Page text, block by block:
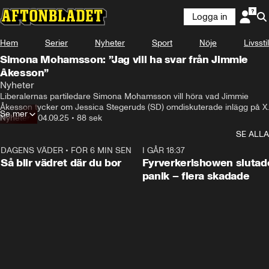
Logga in
Hem Serier Nyheter Sport Nöje Livsstil
Simona Mohamsson: ”Jag vill ha svar från Jimmie
Åkesson”
Nyheter
Liberalernas partiledare Simona Mohamsson vill höra vad Jimmie
Åkesson tycker om Jessica Stegeruds (SD) omdiskuterade inlägg på X.
Nyheter• 04.09.25 • 88 sek
Se mer
SE ALLA
1:06
DAGENS VÄDER • FÖR 6 MIN SEN
Så blir vädret där du bor
I GÅR 18:37
Fyrverkerishowen
panik – flera skadade